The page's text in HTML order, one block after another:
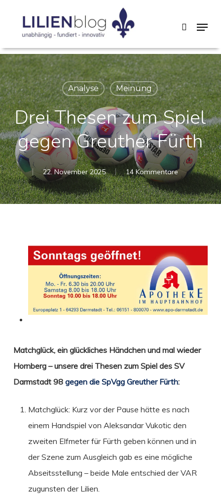
content
search
Menu
Analyse Meinung
Drei Thesen zum Spiel
gegen Greuther Fürth
22. November 2025 14 Kommentare
Matchglück, ein glückliches Händchen und mal wieder
Hornberg – unsere drei Thesen zum Spiel des SV
Darmstadt 98 gegen die SpVgg Greuther Fürth:
Matchglück: Kurz vor der Pause hätte es nach
einem Handspiel von Aleksandar Vukotic den
zweiten Elfmeter für Fürth geben können und in
der Szene zum Ausgleich gab es eine mögliche
Abseitsstellung – beide Male entschied der VAR
zugunsten der Lilien.